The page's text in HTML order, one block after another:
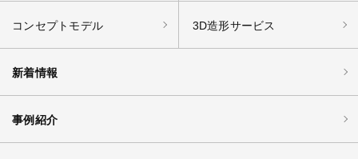
コンセプトモデル 3D造形サービス
新着情報
事例紹介